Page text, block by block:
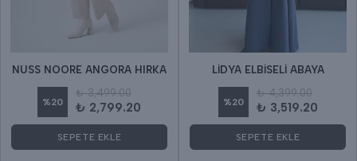
NUSS NOORE ANGORA HIRKA
%20
₺ 3,499.00
₺ 2,799.20
SEPETE EKLE
LİDYA ELBİSELİ ABAYA
%20
₺ 4,399.00
₺ 3,519.20
SEPETE EKLE